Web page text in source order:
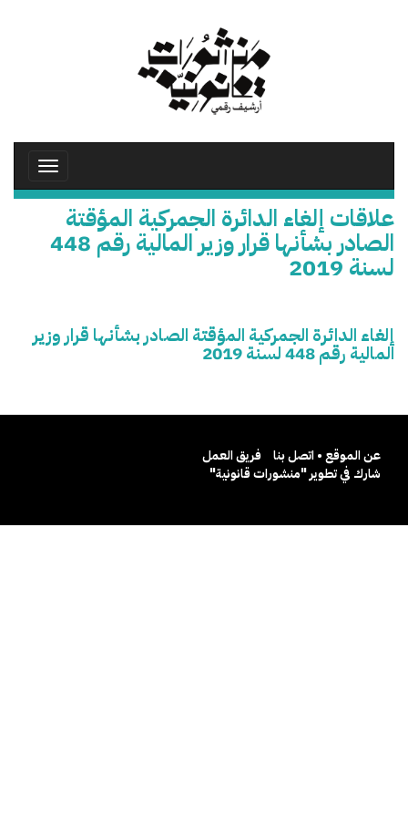
Toggle
علاقات إلغاء الدائرة الجمركية المؤقتة
الصادر بشأنها قرار وزير المالية رقم 448
لسنة 2019
إلغاء الدائرة الجمركية المؤقتة الصادر بشأنها قرار وزير
المالية رقم 448 لسنة 2019
عن الموقع • اتصل بنا
فريق العمل
شارك في تطوير "منشورات قانونية"